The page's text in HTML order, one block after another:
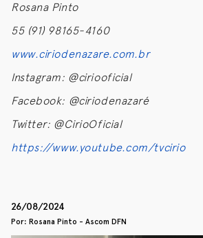
Rosana Pinto
55 (91) 98165-4160
www.ciriodenazare.com.br
Instagram: @ciriooficial
Facebook: @ciriodenazaré
Twitter: @CirioOficial
https://www.youtube.com/tvcirio
26/08/2024
Por: Rosana Pinto - Ascom DFN